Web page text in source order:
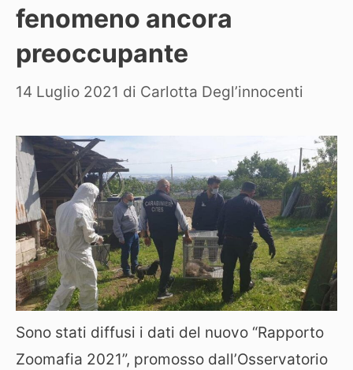
fenomeno ancora
preoccupante
14 Luglio 2021 di Carlotta Degl’innocenti
Sono stati diffusi i dati del nuovo “Rapporto
Zoomafia 2021”, promosso dall’Osservatorio